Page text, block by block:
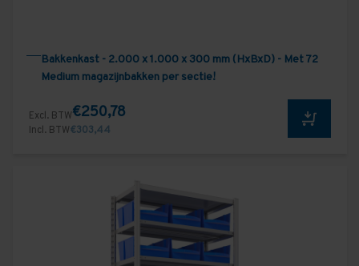
Bakkenkast - 2.000 x 1.000 x 300 mm (HxBxD) - Met 72
Medium magazijnbakken per sectie!
Excl. BTW€250,78
Incl. BTW€303,44